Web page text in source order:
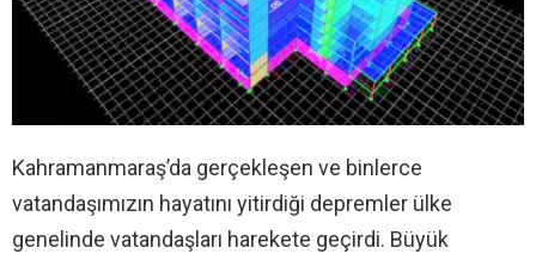
Kahramanmaraş’da gerçekleşen ve binlerce
vatandaşımızın hayatını yitirdiği depremler ülke
genelinde vatandaşları harekete geçirdi. Büyük